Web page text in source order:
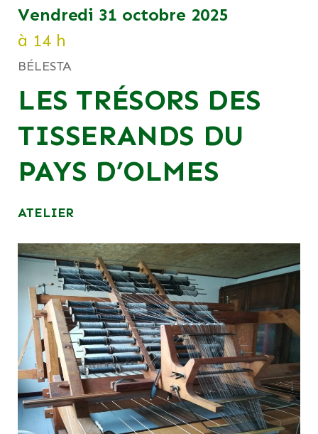
vendredi 31 octobre 2025
à 14 h
BÉLESTA
LES TRÉSORS DES
TISSERANDS DU
PAYS D’OLMES
ATELIER